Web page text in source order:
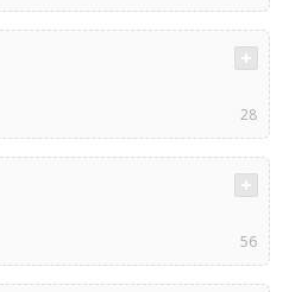
28
56